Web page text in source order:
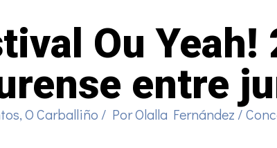
Ou Yeah!
entre
,O Carballiño / PorOlalla Fernández /